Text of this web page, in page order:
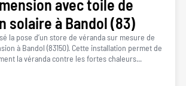
avec toile de
solaire à Bandol (83)
la pose d’un store de véranda sur mesure de
à Bandol (83150). Cette installation permet de
la véranda contre les fortes chaleurs...